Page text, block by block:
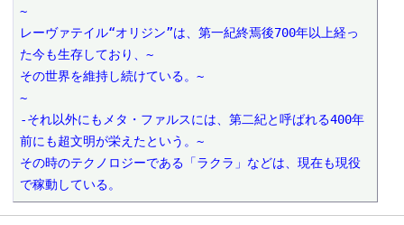
~
レーヴァテイル“オリジン”は、第一紀終焉後700年以上経っ
た今も生存しており、~
その世界を維持し続けている。~
~
-それ以外にもメタ・ファルスには、第二紀と呼ばれる400年
前にも超文明が栄えたという。~
その時のテクノロジーである「ラクラ」などは、現在も現役
で稼動している。